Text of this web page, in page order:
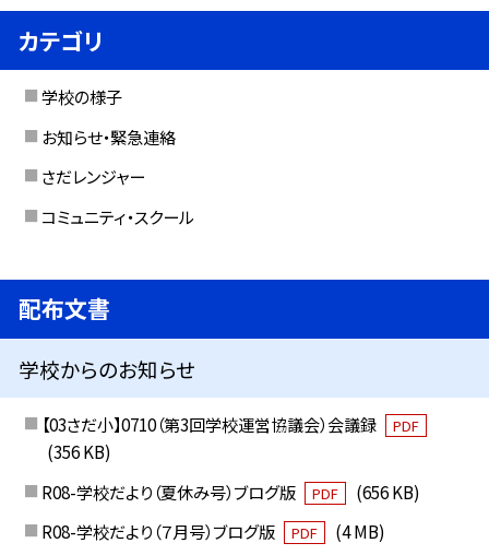
カテゴリ
学校の様子
お知らせ・緊急連絡
さだレンジャー
コミュニティ・スクール
配布文書
学校からのお知らせ
【03さだ小】0710（第3回学校運営協議会）会議録 PDF
(356 KB)
R08-学校だより（夏休み号）ブログ版
PDF
(656 KB)
R08-学校だより（７月号）ブログ版
PDF
(4 MB)